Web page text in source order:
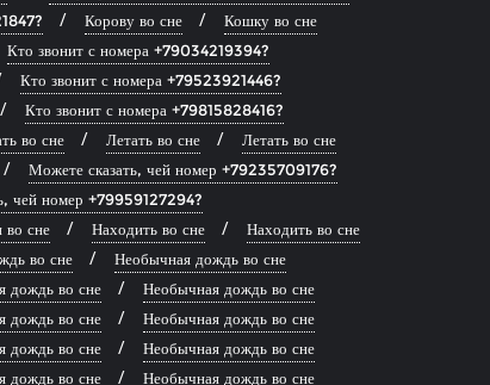
Корову во сне
Кошку во сне
Кто звонит с номера +79034219394?
Кто звонит с номера +79523921446?
Кто звонит с номера +79815828416?
во сне Летать во сне
Летать во сне
Можете сказать, чей номер +79235709176?
чей номер +79959127294?
во сне Находить во сне
Находить во сне
во сне
Необычная дождь во сне
дождь во сне
Необычная дождь во сне
дождь во сне
Необычная дождь во сне
дождь во сне
Необычная дождь во сне
дождь во сне Необычная дождь во сне